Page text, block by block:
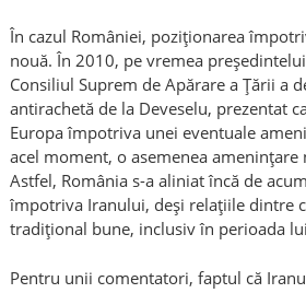
În cazul României, poziționarea
nouă. În 2010, pe vremea
Consiliul Suprem de Apărare a Țării a
antirachetă de la Deveselu, prezentat
Europa împotriva unei eventuale
acel moment, o asemenea amenințare
Astfel, România s-a aliniat încă de
împotriva Iranului, deși relațiile dintre
tradițional bune, inclusiv în perioada
Pentru unii comentatori, faptul că